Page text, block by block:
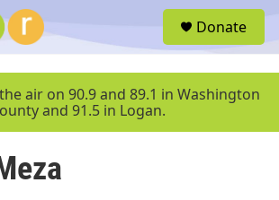
u
Donate
air on 90.9 and 89.1 in Washington
and 91.5 in Logan.